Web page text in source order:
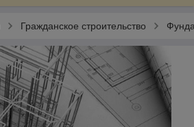
Гражданское строительство